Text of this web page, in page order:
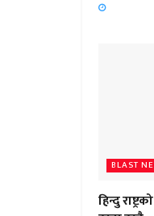
BLAST
हिन्दु